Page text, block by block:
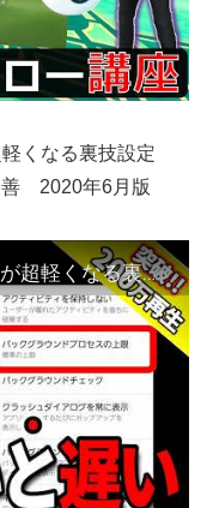
くなる裏技設定
善 2020年6月版
知らないと損！ Androidアプリが超軽くなる裏技設定 CPUとRAMへの負荷軽減 通信も改善 2020年6月版